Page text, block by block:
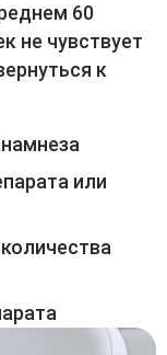
60
не чувствует
к
или